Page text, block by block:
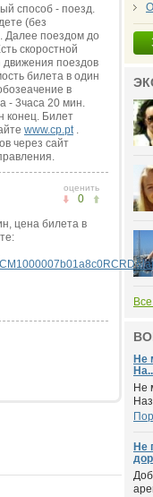
способ - поезд.
(без
Далее поездом до
скоростной
движения поездов
билета в один
в
- 3часа 20 мин.
конец. Билет
www.cp.pt.
через сайт
оценить
0
цена билета в
Не
Не
Не